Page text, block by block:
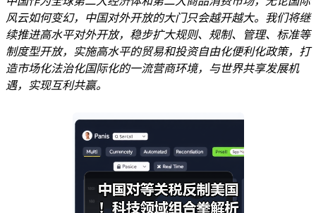
风云如何变幻，中国对外开放的大门只会越开越大。我们将继
续推进高水平对外开放，稳步扩大规则、规制、管理、标准等
制度型开放，实施高水平的贸易和投资自由化便利化政策，打
造市场化法治化国际化的一流营商环境，与世界共享发展机
遇，实现互利共赢。